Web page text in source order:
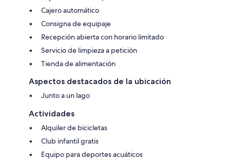
Cajero automático
Consigna de equipaje
Recepción abierta con horario limitado
Servicio de limpieza a petición
Tienda de alimentación
Aspectos destacados de la ubicación
Junto a un lago
Actividades
Alquiler de bicicletas
Club infantil gratis
Equipo para deportes acuáticos